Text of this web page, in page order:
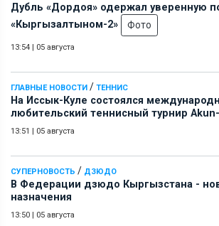
Дубль «Дордоя» одержал уверенную
«Кыргызалтыном-2»
Фото
13:54 | 05 августа
ГЛАВНЫЕ НОВОСТИ / ТЕННИС
На Иссык-Куле состоялся
любительский теннисный турнир
13:51 | 05 августа
СУПЕРНОВОСТЬ / ДЗЮДО
В Федерации дзюдо Кыргызстана -
назначения
13:50 | 05 августа